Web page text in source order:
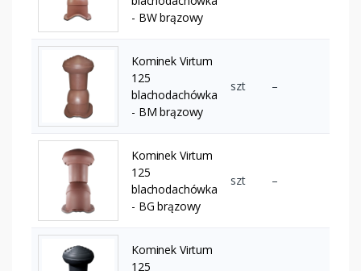
- BW brązowy
Kominek Virtum
125
blachodachówka
- BM brązowy
szt –
Kominek Virtum
125
blachodachówka
- BG brązowy
szt –
Kominek Virtum
125